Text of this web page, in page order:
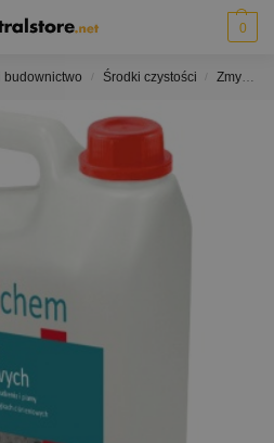
0
budownictwo Środki czystości Zmywacze plam olejowych